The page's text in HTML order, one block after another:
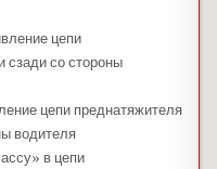
цепи
сзади со стороны
цепи преднатяжителя
водителя
в цепи